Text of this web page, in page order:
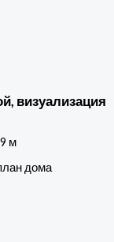
визуализация
м